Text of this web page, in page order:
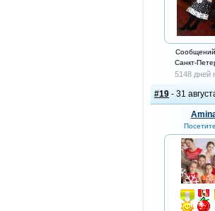
Санкт-
5148 дней
#19 - 31